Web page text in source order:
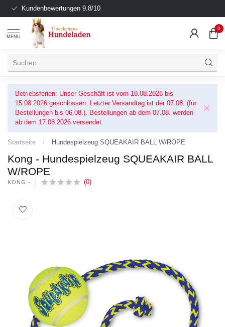
Kundenbewertungen 9.8/10
MENU
0
Betriebsferien: Unser Geschäft ist vom 10.08.2026 bis
15.08.2026 geschlossen. Letzter Versandtag ist der 07.08. (für
Bestellungen bis 06.08.). Bestellungen ab dem 07.08. werden
ab dem 17.08.2026 versendet.
Startseite / Hundespielzeug SQUEAKAIR BALL W/ROPE
Kong - Hundespielzeug SQUEAKAIR BALL
W/ROPE
KONG - (0)